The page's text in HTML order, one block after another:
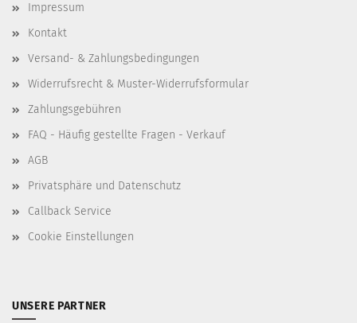
Impressum
Kontakt
Versand- & Zahlungsbedingungen
Widerrufsrecht & Muster-Widerrufsformular
Zahlungsgebühren
FAQ - Häufig gestellte Fragen - Verkauf
AGB
Privatsphäre und Datenschutz
Callback Service
Cookie Einstellungen
UNSERE PARTNER